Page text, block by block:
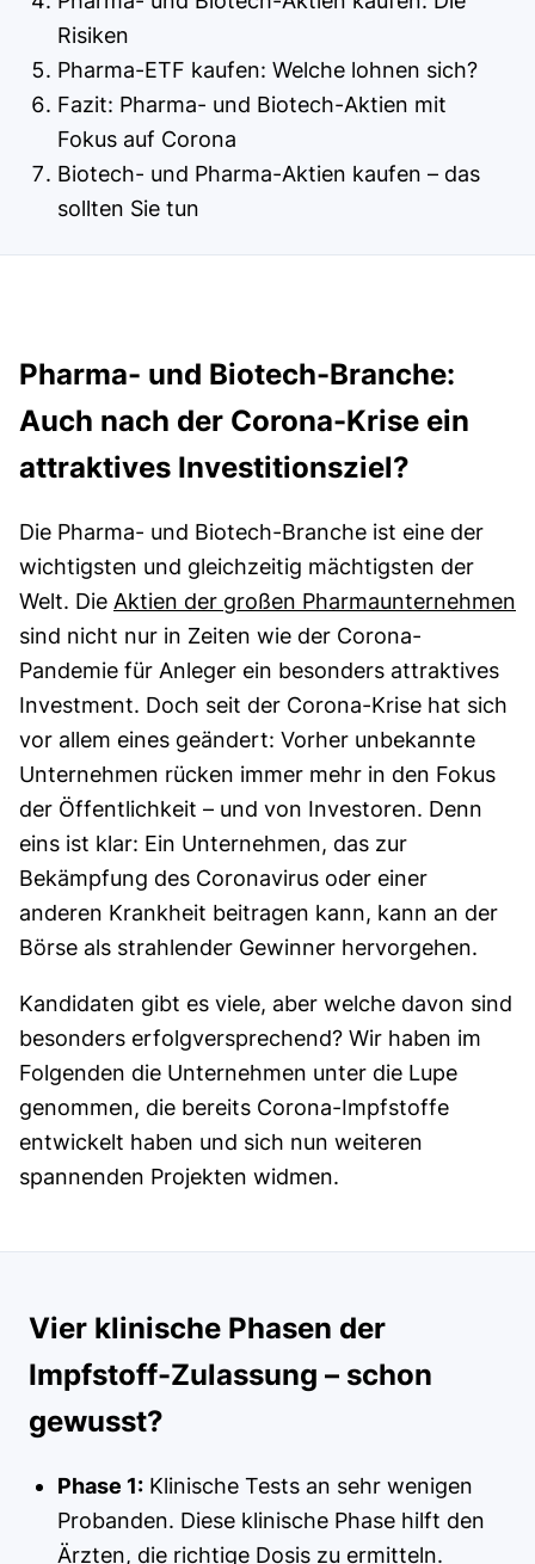
Risiken
Pharma-ETF kaufen: Welche lohnen sich?
Fazit: Pharma- und Biotech-Aktien mit
Fokus auf Corona
Biotech- und Pharma-Aktien kaufen – das
sollten Sie tun
Pharma- und Biotech-Branche:
Auch nach der Corona-Krise ein
attraktives Investitionsziel?
Die Pharma- und Biotech-Branche ist eine der
wichtigsten und gleichzeitig mächtigsten der
Welt. Die Aktien der großen Pharmaunternehmen
sind nicht nur in Zeiten wie der Corona-
Pandemie für Anleger ein besonders attraktives
Investment. Doch seit der Corona-Krise hat sich
vor allem eines geändert: Vorher unbekannte
Unternehmen rücken immer mehr in den Fokus
der Öffentlichkeit – und von Investoren. Denn
eins ist klar: Ein Unternehmen, das zur
Bekämpfung des Coronavirus oder einer
anderen Krankheit beitragen kann, kann an der
Börse als strahlender Gewinner hervorgehen.
Kandidaten gibt es viele, aber welche davon sind
besonders erfolgversprechend? Wir haben im
Folgenden die Unternehmen unter die Lupe
genommen, die bereits Corona-Impfstoffe
entwickelt haben und sich nun weiteren
spannenden Projekten widmen.
Vier klinische Phasen der
Impfstoff-Zulassung – schon
gewusst?
Phase 1: Klinische Tests an sehr wenigen
Probanden. Diese klinische Phase hilft den
Ärzten, die richtige Dosis zu ermitteln.